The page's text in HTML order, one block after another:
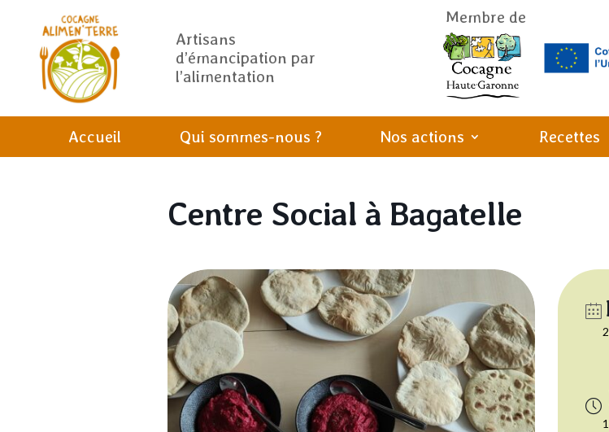
Artisans
d’émancipation par
l’alimentation
Membre de
Accueil Qui sommes-nous ? Nos actions Recettes
Centre Social à Bagatelle